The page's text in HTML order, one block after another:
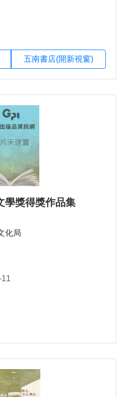
五南書店(開新視窗)
學獎得獎作品集
化局